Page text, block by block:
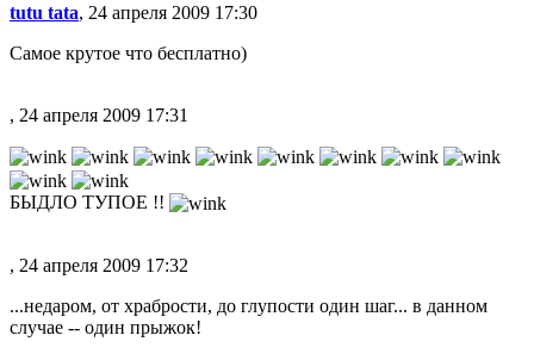
tutu tata, 24 апреля 2009 17:30
Самое крутое что бесплатно)
, 24 апреля 2009 17:31
БЫДЛО ТУПОЕ !!
, 24 апреля 2009 17:32
...недаром, от храбрости, до глупости один шаг... в данном
случае -- один прыжок!